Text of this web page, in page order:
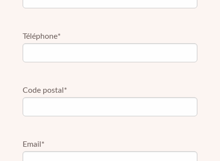
Téléphone*
Code postal*
Email*